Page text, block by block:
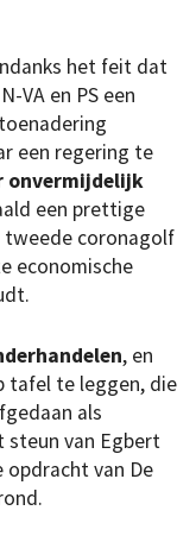
het feit dat
VA en PS een
een regering te
onvermijdelijk
een prettige
tweede coronagolf
economische
, en
tafel te leggen, die
als
steun van Egbert
opdracht van De